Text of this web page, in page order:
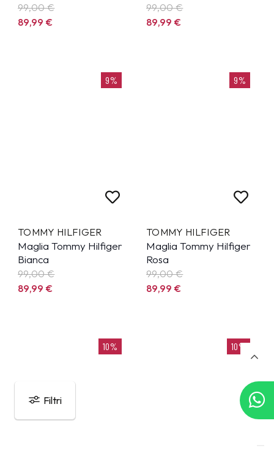
Filtri
99,00 €
89,99€
99,00 €
89,99€
9%
TOMMY HILFIGER
Maglia Tommy Hilfiger
Bianca
99,00 €
89,99€
9%
TOMMY HILFIGER
Maglia Tommy Hilfiger
Rosa
99,00 €
89,99€
10% 10%